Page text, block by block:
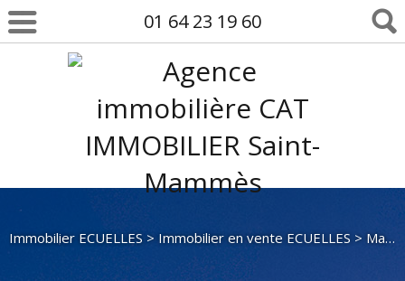
01 64 23 19 60
Immobilier ECUELLES > Immobilier en vente ECUELLES > Maison en vente ECUELLES